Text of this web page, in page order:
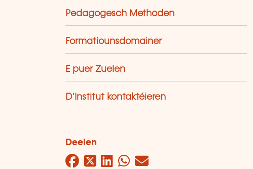
Pedagogesch Methoden
Formatiounsdomainer
E puer Zuelen
D'Institut kontaktéieren
Deelen
Facebook
Twitter
LinkedIn
WhatsApp
Mail